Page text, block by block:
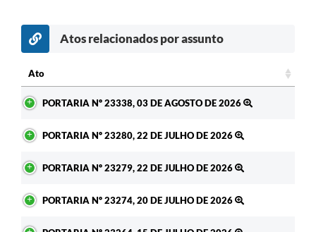
Atos relacionados por assunto
Ato
PORTARIA Nº 23338, 03 DE AGOSTO DE 2026
PORTARIA Nº 23280, 22 DE JULHO DE 2026
PORTARIA Nº 23279, 22 DE JULHO DE 2026
PORTARIA Nº 23274, 20 DE JULHO DE 2026